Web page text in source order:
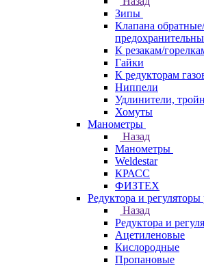
Зипы
Клапана
К резакам/
Гайки
К редукторам
Ниппели
Удлинители,
Хомуты
Манометры
Назад
Манометры
Weldestar
КРАСС
ФИЗТЕХ
Редуктора и регуляторы
Назад
Редуктора и
Ацетиленовые
Кислородные
Пропановые